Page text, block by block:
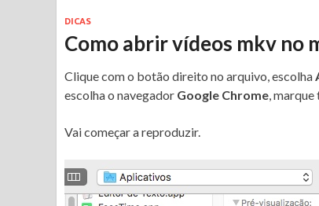
DICAS
Como abrir vídeos mkv no
Clique com o botão direito no arquivo, escolha
escolha o navegador Google Chrome, marque
Vai começar a reproduzir.